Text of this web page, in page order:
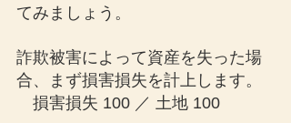
てみましょう。
詐欺被害によって資産を失った場
合、まず損害損失を計上します。
損害損失 100 ／ 土地 100